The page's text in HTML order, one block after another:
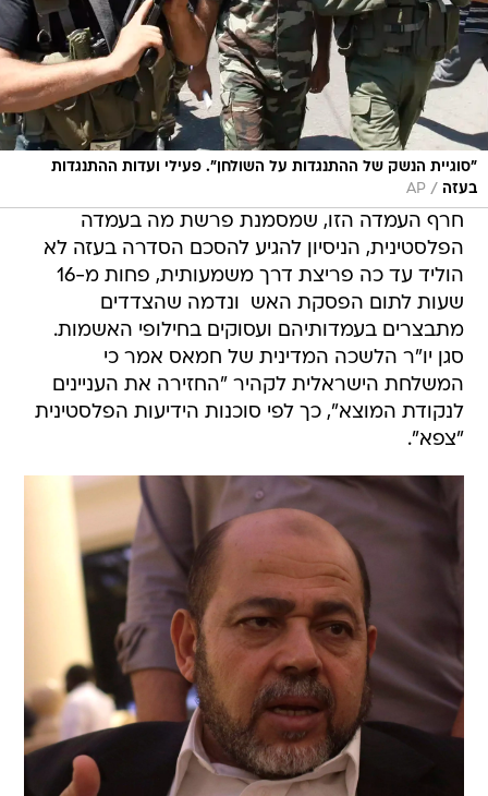
"סוגיית הנשק של ההתנגדות על השולחן". פעילי ועדות ההתנגדות
בעזה /
AP
חרף העמדה הזו, שמסמנת פרשת מה בעמדה
הפלסטינית, הניסיון להגיע להסכם הסדרה בעזה לא
הוליד עד כה פריצת דרך משמעותית, פחות מ-16
שעות לתום הפסקת האש  ונדמה שהצדדים
מתבצרים בעמדותיהם ועסוקים בחילופי האשמות.
סגן יו"ר הלשכה המדינית של חמאס אמר כי
המשלחת הישראלית לקהיר "החזירה את העניינים
לנקודת המוצא", כך לפי סוכנות הידיעות הפלסטינית
"צפא".